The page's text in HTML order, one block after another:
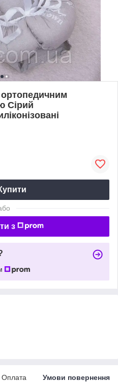
Сірий
з
Оплата Умови повернення